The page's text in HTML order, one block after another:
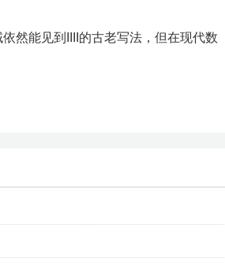
然能见到IIII的古老写法，但在现代数